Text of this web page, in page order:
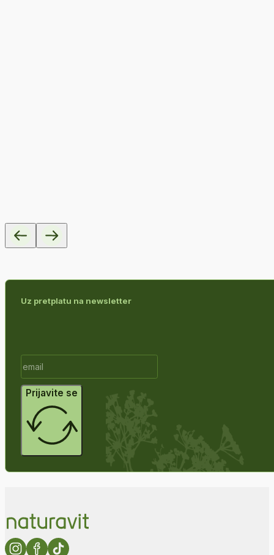
Uz pretplatu na newsletter
Prijavite se